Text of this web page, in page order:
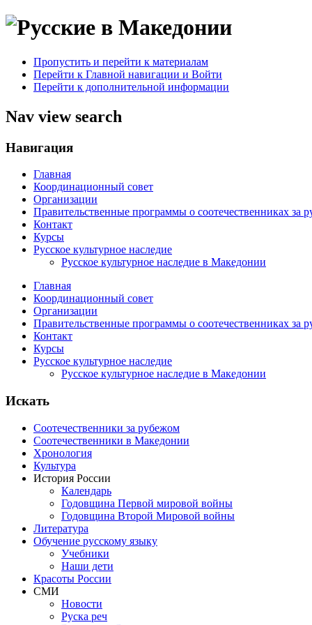
Пропустить и перейти к материалам
Перейти к Главной навигации и Войти
Перейти к дополнительной информации
Nav view search
Навигация
Главная
Координационный совет
Организации
Правительственные программы о соотечественниках за
Контакт
Курсы
Русское культурное наследие
Русское культурное наследие в Македонии
Главная
Координационный совет
Организации
Правительственные программы о соотечественниках за
Контакт
Курсы
Русское культурное наследие
Русское культурное наследие в Македонии
Искать
Соотечественники за рубежом
Соотечественники в Македонии
Хронология
Культура
История России
Календарь
Годовщина Первой мировой войны
Годовщина Второй Мировой войны
Литература
Обучение русскому языку
Учебники
Наши дети
Красоты России
СМИ
Новости
Руска реч